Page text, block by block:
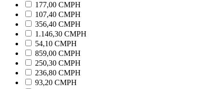
177,00 CMPH
107,40 CMPH
356,40 CMPH
1.146,30 CMPH
54,10 CMPH
859,00 CMPH
250,30 CMPH
236,80 CMPH
93,20 CMPH